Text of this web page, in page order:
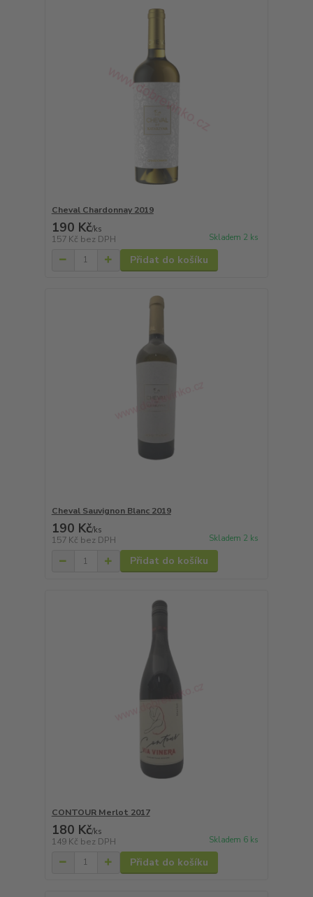
Cheval Chardonnay 2019
190 Kč/ks
157 Kč bez DPH Skladem 2 ks
Přidat do košíku
Cheval Sauvignon Blanc 2019
190 Kč/ks
157 Kč bez DPH Skladem 2 ks
Přidat do košíku
CONTOUR Merlot 2017
180 Kč/ks
149 Kč bez DPH Skladem 6 ks
Přidat do košíku